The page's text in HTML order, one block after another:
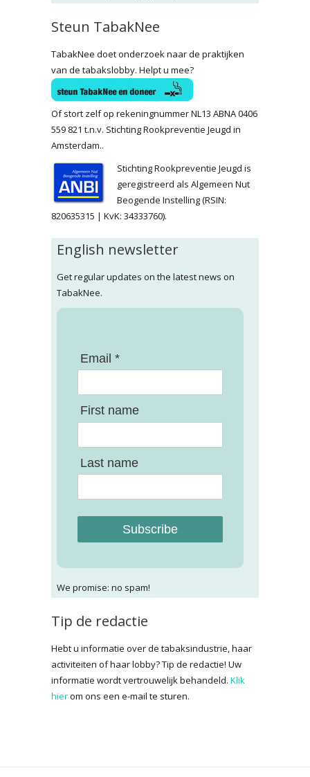
Steun TabakNee
TabakNee doet onderzoek naar de praktijken
van de tabakslobby. Helpt u mee?
Of stort zelf op rekeningnummer NL13 ABNA 0406
559 821 t.n.v. Stichting Rookpreventie Jeugd in
Amsterdam..
Stichting Rookpreventie Jeugd is
geregistreerd als Algemeen Nut
Beogende Instelling (RSIN:
820635315 | KvK: 34333760).
English newsletter
Get regular updates on the latest news on
TabakNee.
Email *
First name
Last name
Subscribe
We promise: no spam!
Tip de redactie
Hebt u informatie over de tabaksindustrie, haar
activiteiten of haar lobby? Tip de redactie! Uw
informatie wordt vertrouwelijk behandeld. Klik
hierom ons een e-mail te sturen.